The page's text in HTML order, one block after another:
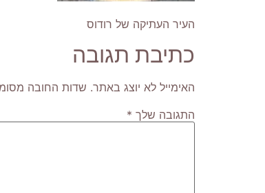
העיר העתיקה של רודוס
כתיבת תגובה
האימייל לא יוצג באתר. שדות החובה
התגובה שלך *